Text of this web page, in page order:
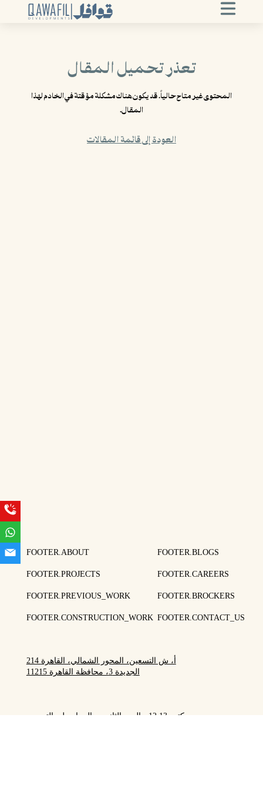
تعذر تحميل المقال
المحتوى غير متاح حالياً. قد يكون هناك مشكلة مؤقتة في الخادم لهذا
المقال.
العودة إلى قائمة المقالات
FOOTER.ABOUT
FOOTER.PROJECTS
FOOTER.PREVIOUS_WORK
FOOTER.CONSTRUCTION_WORK
FOOTER.BLOGS
FOOTER.CAREERS
FOOTER.BROCKERS
FOOTER.CONTACT_US
214 أ، ش التسعين، المحور الشمالي، القاهرة
الجديدة 3، محافظة القاهرة 11215
مكتب 12,13 - الدور الثاني، جاليريا مول، التسعين